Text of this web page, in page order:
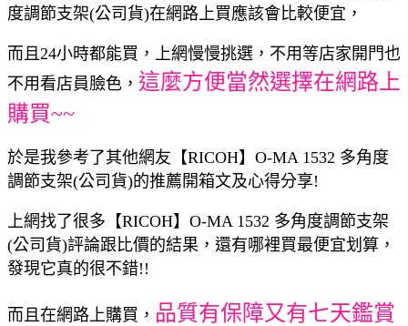
度調節支架(公司貨)在網路上買應該會比較便宜，
而且24小時都能買，上網慢慢挑選，不用等店家開門也
不用看店員臉色， 這麼方便當然選擇在網路上
購買~~
於是我參考了其他網友【RICOH】O-MA 1532 多角度
調節支架(公司貨)的推薦開箱文及心得分享!
上網找了很多【RICOH】O-MA 1532 多角度調節支架
(公司貨)評論跟比價的結果，還有哪裡買最便宜划算，
發現它真的很不錯!!
而且在網路上購買， 品質有保障又有七天鑑賞